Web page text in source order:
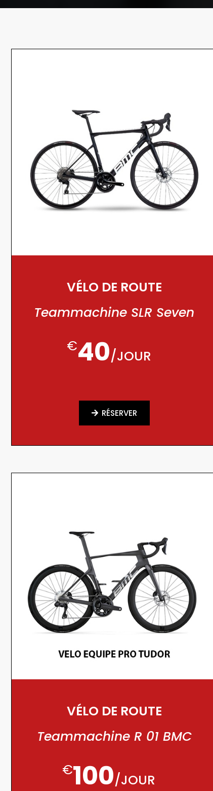
VÉLO DE ROUTE
Teammachine SLR Seven
€40/JOUR
RÉSERVER
VÉLO DE ROUTE
Teammachine R 01 BMC
€100/JOUR